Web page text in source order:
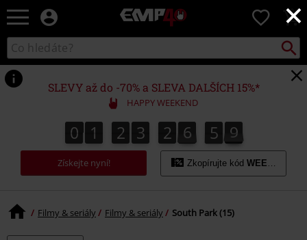
×
EMP
Hudba,
filmy
&
seriály,
Merch
pro
hráče,
Alternativní
móda
0
Katalog
vyhledávání
SLEVY až do -70% a SLEVA DALŠÍCH 15%*
HAPPY WEEKEND
0
0 1
1 2
2 3
3 2
2 6
7
6 5
0
5 8
9
8
0
9
Získejte nyní! Zkopírujte kód WEEKEND
Filmy & seriály Filmy & seriály South Park (15)